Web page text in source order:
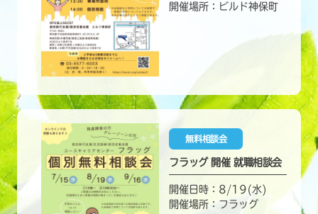
開催場所：ビルド神保町
無料相談会
フラッグ 開催 就職相談会
開催日時：8/19(水)
開催場所：フラッグ